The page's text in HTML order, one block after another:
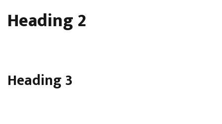
Heading 2
Heading 3